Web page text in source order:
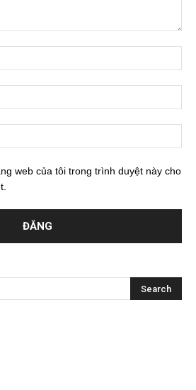
web của tôi trong trình duyệt này cho